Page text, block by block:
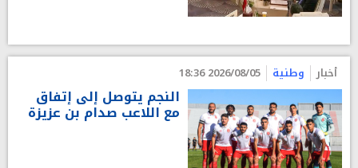
أخبار وطنية 2026/08/05 18:36
النجم يتوصل إلى إتفاق
مع اللاعب صدام بن عزيزة